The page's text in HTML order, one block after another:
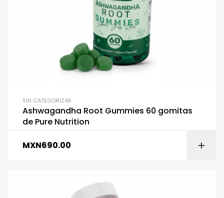
SIN CATEGORIZAR
Ashwagandha Root Gummies 60 gomitas
de Pure Nutrition
MXN690.00